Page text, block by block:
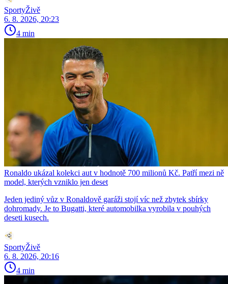
SportyŽivě
6. 8. 2026, 20:23
4 min
Ronaldo ukázal kolekci aut v hodnotě 700 milionů Kč. Patří mezi ně
model, kterých vzniklo jen deset
Jeden jediný vůz v Ronaldově garáži stojí víc než zbytek sbírky
dohromady. Je to Bugatti, které automobilka vyrobila v pouhých
deseti kusech.
SportyŽivě
6. 8. 2026, 20:16
4 min